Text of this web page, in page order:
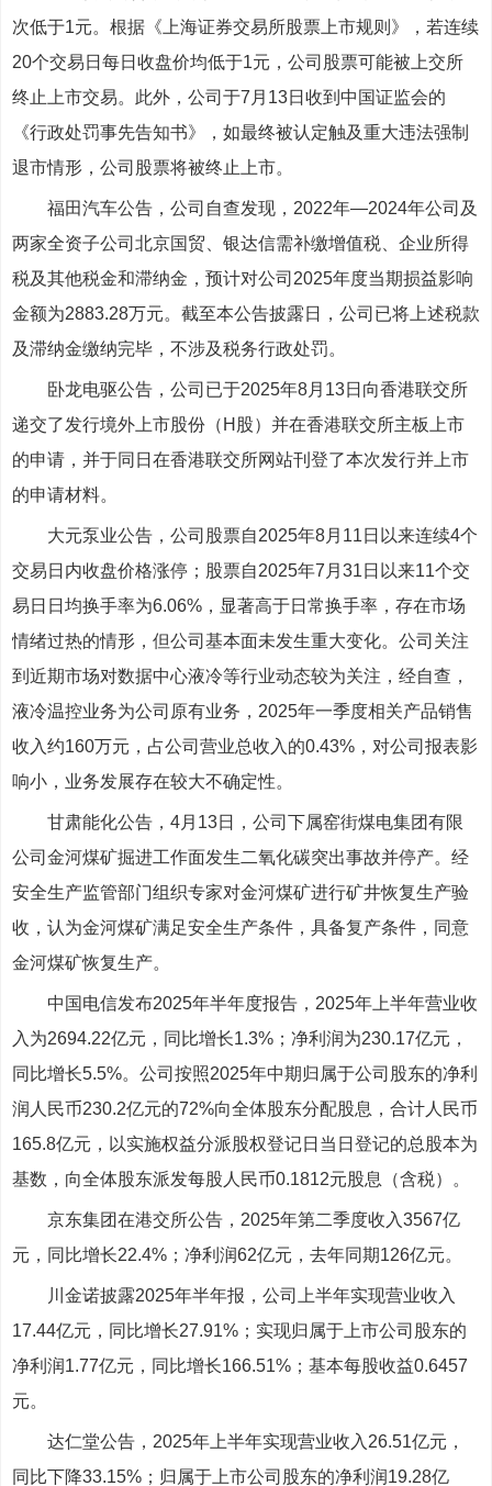
次低于1元。根据《上海证券交易所股票上市规则》，若连续
20个交易日每日收盘价均低于1元，公司股票可能被上交所
终止上市交易。此外，公司于7月13日收到中国证监会的
《行政处罚事先告知书》，如最终被认定触及重大违法强制
退市情形，公司股票将被终止上市。
福田汽车公告，公司自查发现，2022年—2024年公司及
两家全资子公司北京国贸、银达信需补缴增值税、企业所得
税及其他税金和滞纳金，预计对公司2025年度当期损益影响
金额为2883.28万元。截至本公告披露日，公司已将上述税款
及滞纳金缴纳完毕，不涉及税务行政处罚。
卧龙电驱公告，公司已于2025年8月13日向香港联交所
递交了发行境外上市股份（H股）并在香港联交所主板上市
的申请，并于同日在香港联交所网站刊登了本次发行并上市
的申请材料。
大元泵业公告，公司股票自2025年8月11日以来连续4个
交易日内收盘价格涨停；股票自2025年7月31日以来11个交
易日日均换手率为6.06%，显著高于日常换手率，存在市场
情绪过热的情形，但公司基本面未发生重大变化。公司关注
到近期市场对数据中心液冷等行业动态较为关注，经自查，
液冷温控业务为公司原有业务，2025年一季度相关产品销售
收入约160万元，占公司营业总收入的0.43%，对公司报表影
响小，业务发展存在较大不确定性。
甘肃能化公告，4月13日，公司下属窑街煤电集团有限
公司金河煤矿掘进工作面发生二氧化碳突出事故并停产。经
安全生产监管部门组织专家对金河煤矿进行矿井恢复生产验
收，认为金河煤矿满足安全生产条件，具备复产条件，同意
金河煤矿恢复生产。
中国电信发布2025年半年度报告，2025年上半年营业收
入为2694.22亿元，同比增长1.3%；净利润为230.17亿元，
同比增长5.5%。公司按照2025年中期归属于公司股东的净利
润人民币230.2亿元的72%向全体股东分配股息，合计人民币
165.8亿元，以实施权益分派股权登记日当日登记的总股本为
基数，向全体股东派发每股人民币0.1812元股息（含税）。
京东集团在港交所公告，2025年第二季度收入3567亿
元，同比增长22.4%；净利润62亿元，去年同期126亿元。
川金诺披露2025年半年报，公司上半年实现营业收入
17.44亿元，同比增长27.91%；实现归属于上市公司股东的
净利润1.77亿元，同比增长166.51%；基本每股收益0.6457
元。
达仁堂公告，2025年上半年实现营业收入26.51亿元，
同比下降33.15%；归属于上市公司股东的净利润19.28亿